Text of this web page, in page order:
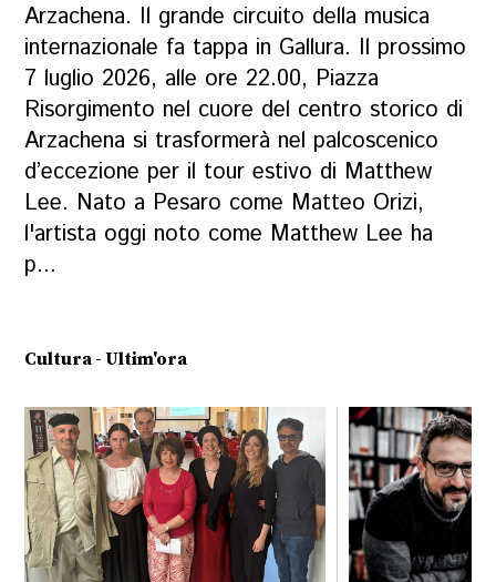
Arzachena. Il grande circuito della musica
internazionale fa tappa in Gallura. Il prossimo
7 luglio 2026, alle ore 22.00, Piazza
Risorgimento nel cuore del centro storico di
Arzachena si trasformerà nel palcoscenico
d’eccezione per il tour estivo di Matthew
Lee. Nato a Pesaro come Matteo Orizi,
l'artista oggi noto come Matthew Lee ha
p...
Cultura - Ultim'ora